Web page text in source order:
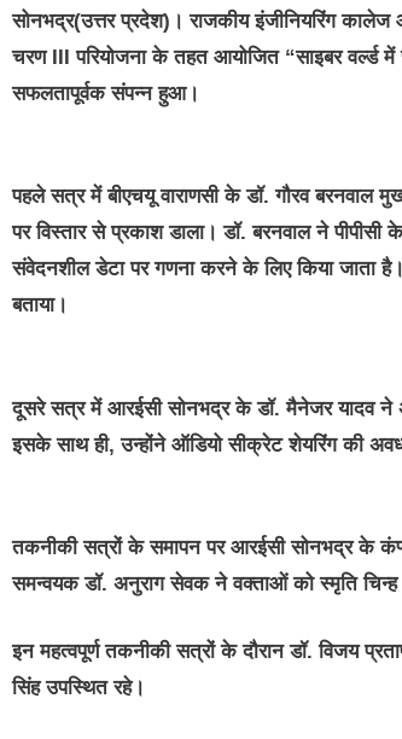
सोनभद्र(उत्तर प्रदेश)। राजकीय इंजीनियरिंग कालेज
चरण III परियोजना के तहत आयोजित “साइबर वर्ल्ड में
सफलतापूर्वक संपन्न हुआ।
पहले सत्र में बीएचयू वाराणसी के डॉ. गौरव बरनवाल
पर विस्तार से प्रकाश डाला। डॉ. बरनवाल ने पीपीसी
संवेदनशील डेटा पर गणना करने के लिए किया जाता है।
बताया।
दूसरे सत्र में आरईसी सोनभद्र के डॉ. मैनेजर यादव ने
इसके साथ ही, उन्होंने ऑडियो सीक्रेट शेयरिंग की
तकनीकी सत्रों के समापन पर आरईसी सोनभद्र के
समन्वयक डॉ. अनुराग सेवक ने वक्ताओं को स्मृति चिन्ह
इन महत्वपूर्ण तकनीकी सत्रों के दौरान डॉ. विजय
सिंह उपस्थित रहे।